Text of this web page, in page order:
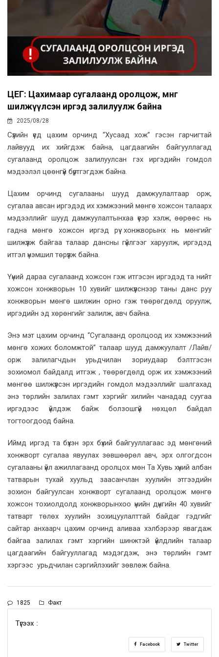
ЦЕГ: Цахимаар сугалаанд оролцож, мөнгөө
шилжүүлсэн иргэд залилуулж байна
2025/08/28
Сүүлийн үед цахим орчинд “Хусаад хож” гэсэн гарчигтай
лайвууд их хийгдэж байна, цагдаагийн байгууллагад
сугалаанд оролцож залилуулсан гэх иргэдийн гомдол
мэдээлэл цөөнгүй бүртгэгдэж байна.
Цахим орчинд сугалааны шууд дамжуулалтаар орж,
сугалаа авсан иргэдэд их хэмжээний мөнгө хожсон талаарх
мэдээллийг шууд дамжуулалтынхаа үеэр хэлж, өөрөөс нь
гадна мөнгө хожсон иргэд рүү хонжворынх нь мөнгийг
шилжүүлж байгаа талаар дансны гүйлгээг харуулж, иргэдэд
итгэл үнэмшил төрүүлж байна.
Үүний дараа сугалаанд хожсон гэж итгэсэн иргэдэд та нийт
хожсон хонжворын 10 хувийг шилжүүлснээр таны данс руу
хонжворын мөнгө шилжин орно гэж төөрөгдөлд оруулж,
иргэдийн эд хөрөнгийг залилж, авч байна.
Энэ мэт цахим орчинд “Сугалаанд оролцоод их хэмжээний
мөнгө хожих боломжтой” талаар шууд дамжуулалт /Лайв/
орж залилагчдын урьдчилан зориудаар бэлтгэсэн
зохиомол байдалд итгэж , төөрөгдөлд орж их хэмжээний
мөнгөө шилжүүлсэн иргэдийн гомдол мэдээллийг шалгахад
энэ төрлийн залилах гэмт хэргийг хилийн чанадад суугаа
иргэдээс үйлдэж байж болзошгүй нөхцөл байдал
тогтоогдоод байна.
Иймд иргэд та бүхэн эрх бүхий байгууллагаас эд мөнгөний
хонжворт сугалаа явуулах зөвшөөрөл авч, эрх олгогдсон
сугалааны үйл ажиллагаанд оролцох мөн Та Хувь хүний албан
татварын тухай хуульд заасанчлан хуулийн этгээдийн
зохион байгуулсан хонжворт сугалаанд оролцож мөнгө
хожсон тохиолдолд хонжворынхоо үнийн дүнгийн 40 хувийг
татварт төлөх хуулийн зохицуулалттай байдаг гэдгийг
сайтар анхаарч цахим орчинд аливаа хэлбэрээр явагдаж
байгаа залилах гэмт хэргийн шинжтэй үйлдлийн талаар
цагдаагийн байгууллагад мэдэгдэж, энэ төрлийн гэмт
хэргээс урьдчилан сэргийлэхийг зөвлөж байна.
1825 Факт
Түгээх :
Facebook Twitter